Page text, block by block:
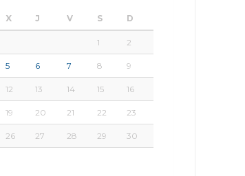
X J V S D
1 2
5 6 7 8 9
12 13 14 15 16
19 20 21 22 23
26 27 28 29 30